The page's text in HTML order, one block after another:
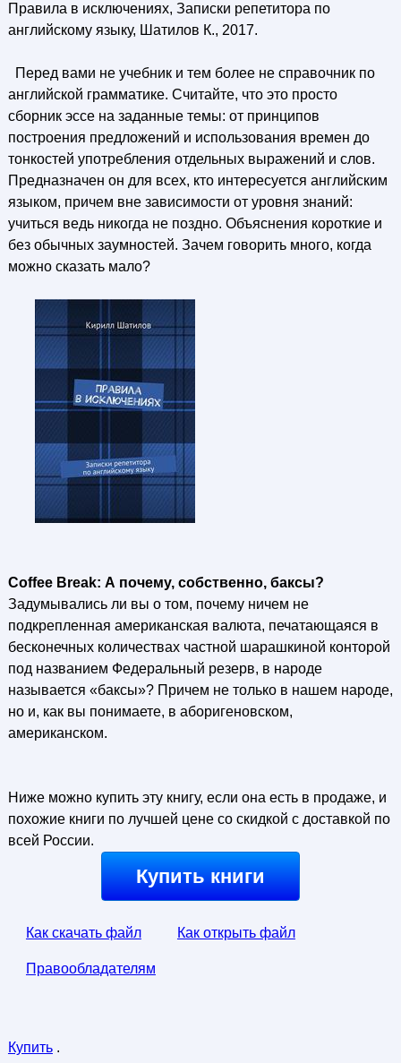
Правила в исключениях, Записки репетитора по
английскому языку, Шатилов К., 2017.
Перед вами не учебник и тем более не справочник по
английской грамматике. Считайте, что это просто
сборник эссе на заданные темы: от принципов
построения предложений и использования времен до
тонкостей употребления отдельных выражений и слов.
Предназначен он для всех, кто интересуется английским
языком, причем вне зависимости от уровня знаний:
учиться ведь никогда не поздно. Объяснения короткие и
без обычных заумностей. Зачем говорить много, когда
можно сказать мало?
Coffee Break: А почему, собственно, баксы?
Задумывались ли вы о том, почему ничем не
подкрепленная американская валюта, печатающаяся в
бесконечных количествах частной шарашкиной конторой
под названием Федеральный резерв, в народе
называется «баксы»? Причем не только в нашем народе,
но и, как вы понимаете, в аборигеновском,
американском.
Ниже можно купить эту книгу, если она есть в продаже, и
похожие книги по лучшей цене со скидкой с доставкой по
всей России.
Купить книги
Как скачать файл Как открыть файл
Правообладателям
Купить.